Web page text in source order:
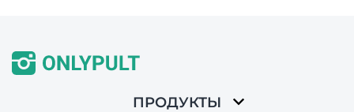
ПРОДУКТЫ